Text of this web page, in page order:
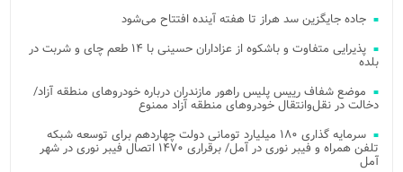
جاده جایگزین سد هراز تا هفته آینده افتتاح می‌شود
پذیرایی متفاوت و باشکوه از عزاداران حسینی با ۱۴ طعم چای و شربت در
بلده
موضع شفاف رییس پلیس راهور مازندران درباره خودروهای منطقه آزاد/
دخالت در نقل‌وانتقال خودروهای منطقه آزاد ممنوع
سرمایه گذاری ۱۸۰ میلیارد تومانی دولت چهاردهم برای توسعه شبکه
تلفن همراه و فیبر نوری در آمل/ برقراری ۱۴۷۰ اتصال فیبر نوری در شهر
آمل